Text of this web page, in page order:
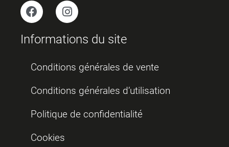
Informations du site
Conditions générales de vente
Conditions générales d’utilisation
Politique de confidentialité
Cookies